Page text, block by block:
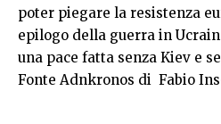
poter piegare la resistenza
epilogo della guerra in
una pace fatta senza Kiev e
Fonte Adnkronos di Fabio